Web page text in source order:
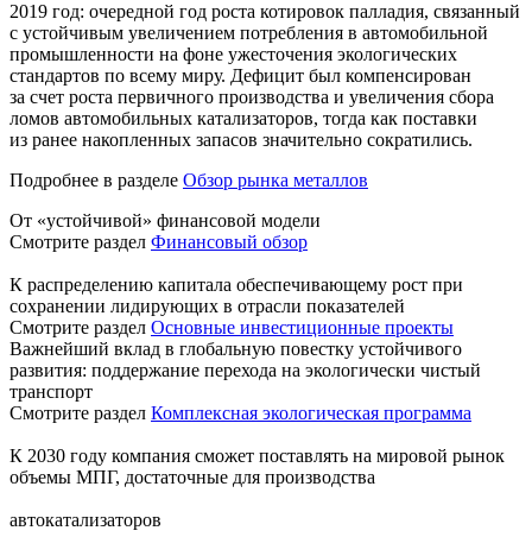
2019 год: очередной год роста котировок палладия, связанный
с устойчивым увеличением потребления в автомобильной
промышленности на фоне ужесточения экологических
стандартов по всему миру. Дефицит был компенсирован
за счет роста первичного производства и увеличения сбора
ломов автомобильных катализаторов, тогда как поставки
из ранее накопленных запасов значительно сократились.
Подробнее в разделе Обзор рынка металлов
От «устойчивой» финансовой модели
Смотрите раздел Финансовый обзор
К распределению капитала обеспечивающему рост при
сохранении лидирующих в отрасли показателей
Смотрите раздел Основные инвестиционные проекты
Важнейший вклад в глобальную повестку устойчивого
развития: поддержание перехода на экологически чистый
транспорт
Смотрите раздел Комплексная экологическая программа
К 2030 году компания сможет поставлять на мировой рынок
объемы МПГ, достаточные для производства
автокатализаторов